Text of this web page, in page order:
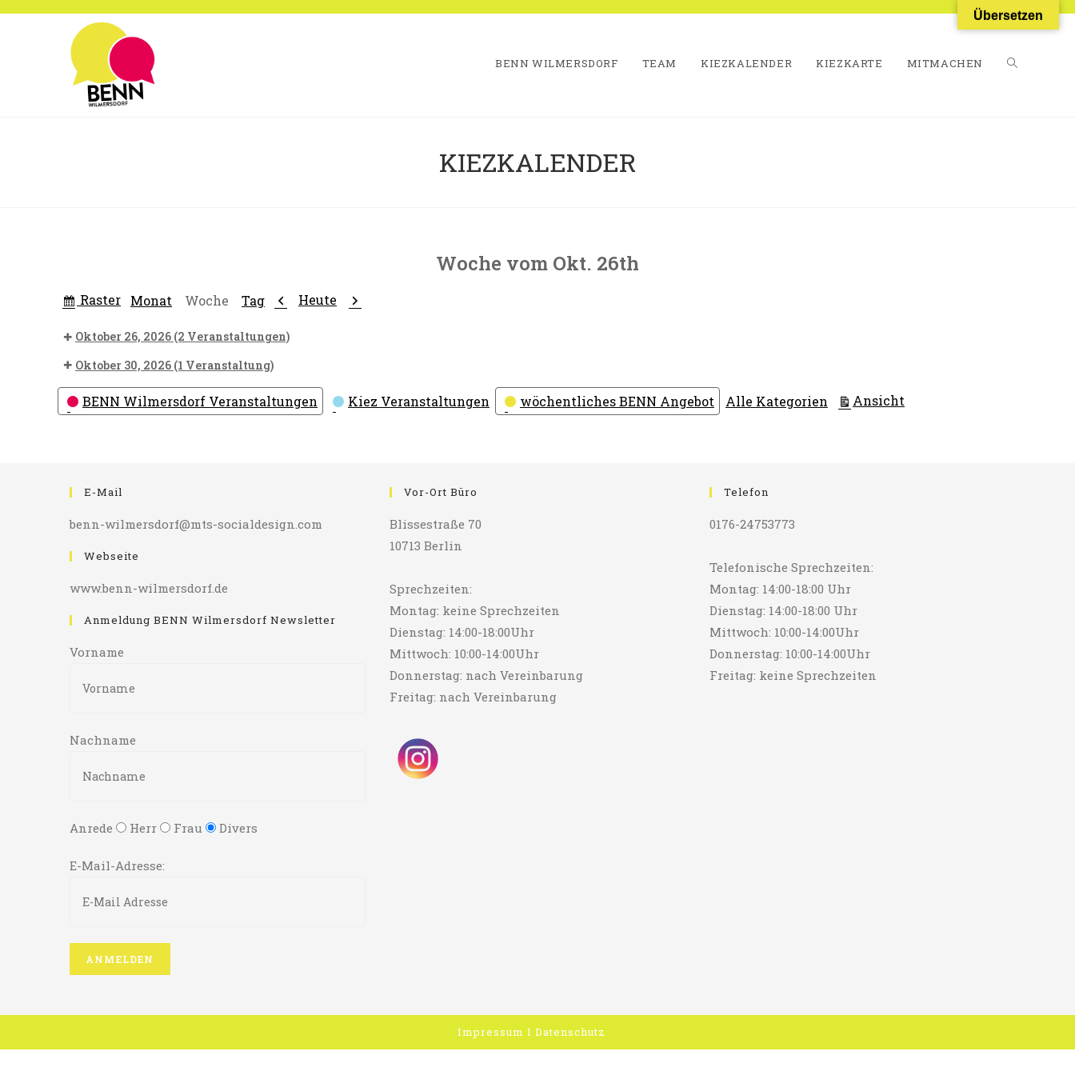
BENN WILMERSDORF TEAM KIEZKALENDER KIEZKARTE MITMACHEN WEBSITE-
KIEZKALENDER
Woche vom Okt. 26th
Anzeigen
Raster Monat Woche Tag Zurück
Heute Weiter
Oktober 26, 2026 (2 Veranstaltungen)
Oktober 30, 2026 (1 Veranstaltung)
Kategorien
BENN Wilmersdorf Veranstaltungen Kiez Veranstaltungen wöchentliches BENN Angebot Alle Kategorien Ansicht
E-Mail
benn-wilmersdorf@mts-socialdesign.com
Webseite
www.benn-wilmersdorf.de
Anmeldung BENN Wilmersdorf Newsletter
Vorname
Nachname
Anrede Herr Frau Divers
E-Mail-Adresse:
Vor-Ort Büro
Blissestraße 70
10713 Berlin
Sprechzeiten:
Montag: keine Sprechzeiten
Dienstag: 14:00-18:00Uhr
Mittwoch: 10:00-14:00Uhr
Donnerstag: nach Vereinbarung
Freitag: nach Vereinbarung
Telefon
0176-24753773
Telefonische Sprechzeiten:
Montag: 14:00-18:00 Uhr
Dienstag: 14:00-18:00 Uhr
Mittwoch: 10:00-14:00Uhr
Donnerstag: 10:00-14:00Uhr
Freitag: keine Sprechzeiten
Impressum I Datenschutz
Übersetzen